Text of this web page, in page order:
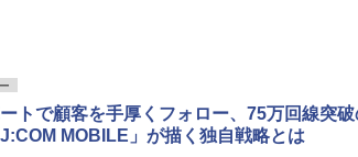
トで顧客を手厚くフォロー、75万回線突破
MOBILE」が描く独自戦略とは